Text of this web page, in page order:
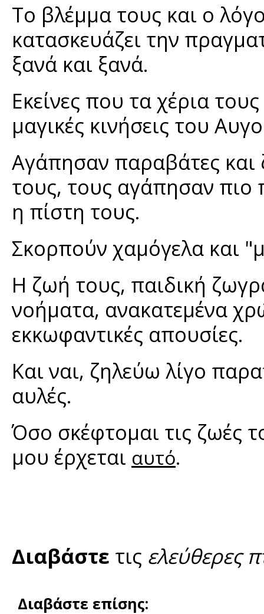
Το βλέμμα τους και ο
κατασκευάζει την
ξανά και ξανά.
Εκείνες που τα χέρια
μαγικές κινήσεις του
Αγάπησαν παραβάτες
τους, τους αγάπησαν πιο
η πίστη τους.
Σκορπούν χαμόγελα και
Η ζωή τους, παιδική
νοήματα, ανακατεμένα
εκκωφαντικές απουσίες.
Και ναι, ζηλεύω λίγο
αυλές.
Όσο σκέφτομαι τις ζωές
μου έρχεται αυτό.
Διαβάστε τις ελεύθερες
Διαβάστε επίσης: